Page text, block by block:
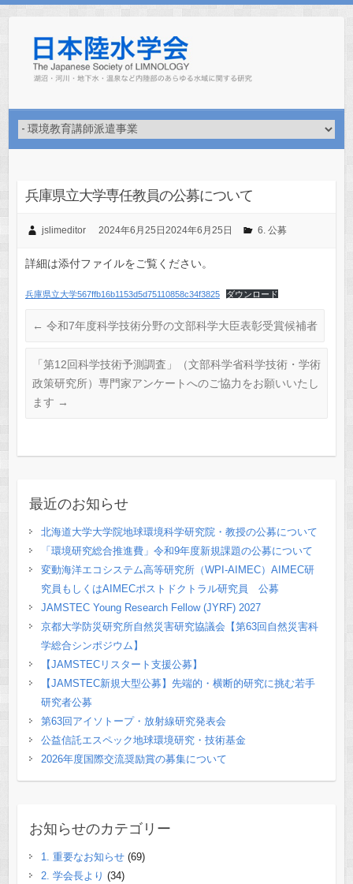
兵庫県立大学専任教員の公募について
jslimeditor 2024年6月25日 2024年6月25日 6. 公募
詳細は添付ファイルをご覧ください。
兵庫県立大学567ffb16b1153d5d75110858c34f3825 ダウンロード
← 令和7年度科学技術分野の文部科学大臣表彰受賞候補者
「第12回科学技術予測調査」（文部科学省科学技術・学術
政策研究所）専門家アンケートへのご協力をお願いいたし
ます →
最近のお知らせ
北海道大学大学院地球環境科学研究院・教授の公募について
「環境研究総合推進費」令和9年度新規課題の公募について
変動海洋エコシステム高等研究所（WPI-AIMEC）AIMEC研
究員もしくはAIMECポストドクトラル研究員 公募
JAMSTEC Young Research Fellow (JYRF) 2027
京都大学防災研究所自然災害研究協議会【第63回自然災害科
学総合シンポジウム】
【JAMSTECリスタート支援公募】
【JAMSTEC新規大型公募】先端的・横断的研究に挑む若手
研究者公募
第63回アイソトープ・放射線研究発表会
公益信託エスペック地球環境研究・技術基金
2026年度国際交流奨励賞の募集について
お知らせのカテゴリー
1. 重要なお知らせ(69)
2. 学会長より (34)